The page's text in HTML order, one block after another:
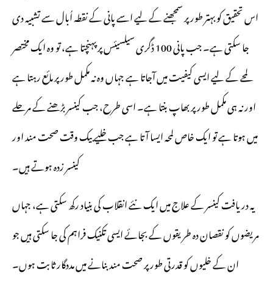
اس تحقیق کو بہتر طور پر سمجھنے کے لیے اسے پانی کے نقطہ اُبال سے تشبیہ دی
جا سکتی ہے۔ جب پانی 100 ڈگری سیلسیئس پر پہنچتا ہے، تو وہ ایک مختصر
لمحے کے لیے ایسی کیفیت میں آجاتا ہے جہاں وہ نہ مکمل طور پر مائع رہتا ہے
اور نہ ہی مکمل طور پر بھاپ بنتا ہے۔ اسی طرح، جب کینسر بڑھنے کے مرحلے
میں ہوتا ہے تو ایک خاص لمحہ ایسا آتا ہے جب خلیے بیک وقت صحت مند اور
کینسر زدہ ہوتے ہیں۔
یہ دریافت کینسر کے علاج میں ایک نئے انقلاب کی بنیاد رکھ سکتی ہے، جہاں
مریضوں کو نقصان دہ طریقوں کے بجائے ایسی تکنیک فراہم کی جا سکتی ہیں جو
ان کے خلیوں کو قدرتی طور پر صحت مند بنانے میں مددگار ثابت ہوں۔